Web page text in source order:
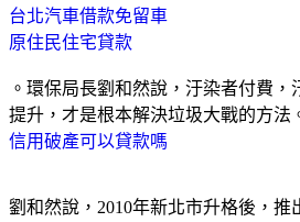
台北汽車借款免留車
原住民住宅貸款
。環保局長劉和然說，汙染者付費
提升，才是根本解決垃圾大戰的方法
信用破產可以貸款嗎
劉和然說，2010年新北市升格後，推